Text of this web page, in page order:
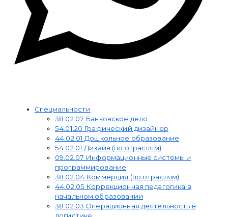
Специальности
38.02.07 Банковское дело
54.01.20 Графический дизайнер
44.02.01 Дошкольное образование
54.02.01 Дизайн (по отраслям)
09.02.07 Информационные системы и
программирование
38.02.04 Коммерция (по отраслям)
44.02.05 Коррекционная педагогика в
начальном образовании
38.02.03 Операционная деятельность в